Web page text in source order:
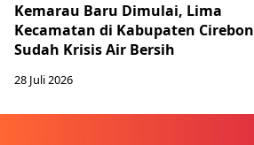
Kemarau Baru Dimulai, Lima
Kecamatan di Kabupaten Cirebon
Sudah Krisis Air Bersih
28 Juli 2026